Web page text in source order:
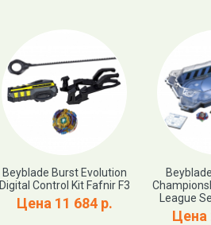
Beyblade Burst Evolution
Digital Control Kit Fafnir F3
Цена 11 684 р.
League
Цена